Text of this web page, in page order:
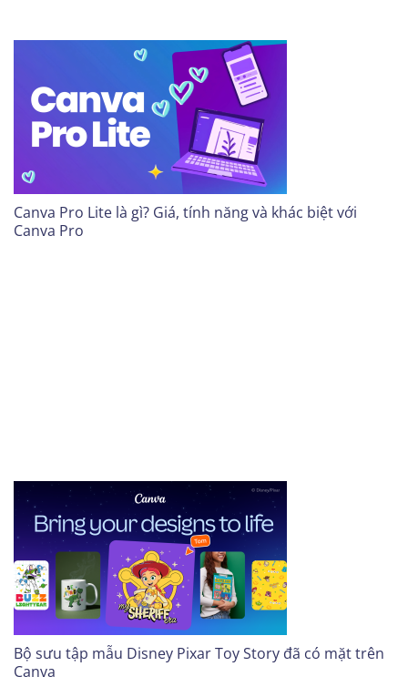
Canva Pro Lite là gì? Giá, tính năng và khác biệt với
Canva Pro
Bộ sưu tập mẫu Disney Pixar Toy Story đã có mặt trên
Canva